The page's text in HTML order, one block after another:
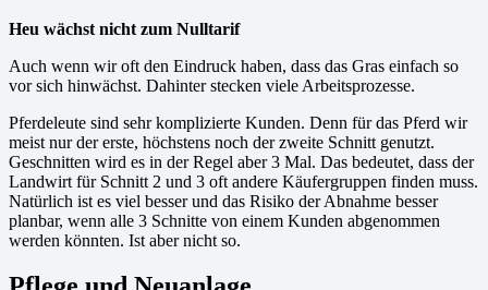
Heu wächst nicht zum Nulltarif
Auch wenn wir oft den Eindruck haben, dass das Gras einfach so
vor sich hinwächst. Dahinter stecken viele Arbeitsprozesse.
Pferdeleute sind sehr komplizierte Kunden. Denn für das Pferd wir
meist nur der erste, höchstens noch der zweite Schnitt genutzt.
Geschnitten wird es in der Regel aber 3 Mal. Das bedeutet, dass der
Landwirt für Schnitt 2 und 3 oft andere Käufergruppen finden muss.
Natürlich ist es viel besser und das Risiko der Abnahme besser
planbar, wenn alle 3 Schnitte von einem Kunden abgenommen
werden könnten. Ist aber nicht so.